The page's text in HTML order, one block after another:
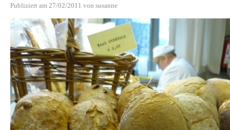
Publiziert am 27/02/2011 von susanne